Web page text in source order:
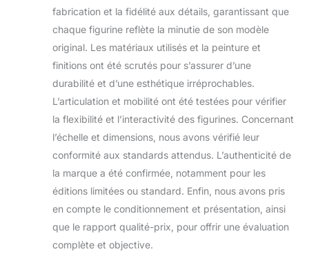
fabrication et la fidélité aux détails, garantissant que
chaque figurine reflète la minutie de son modèle
original. Les matériaux utilisés et la peinture et
finitions ont été scrutés pour s’assurer d’une
durabilité et d’une esthétique irréprochables.
L’articulation et mobilité ont été testées pour vérifier
la flexibilité et l’interactivité des figurines. Concernant
l’échelle et dimensions, nous avons vérifié leur
conformité aux standards attendus. L’authenticité de
la marque a été confirmée, notamment pour les
éditions limitées ou standard. Enfin, nous avons pris
en compte le conditionnement et présentation, ainsi
que le rapport qualité-prix, pour offrir une évaluation
complète et objective.